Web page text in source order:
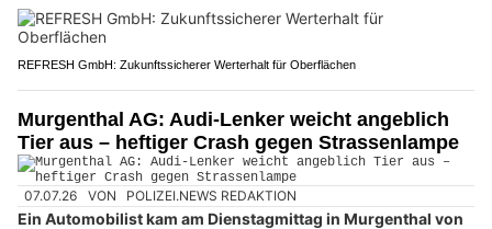
REFRESH GmbH: Zukunftssicherer Werterhalt für Oberflächen
Murgenthal AG: Audi-Lenker weicht angeblich
Tier aus – heftiger Crash gegen Strassenlampe
07.07.26 VON POLIZEI.NEWS REDAKTION
Ein Automobilist kam am Dienstagmittag in Murgenthal von